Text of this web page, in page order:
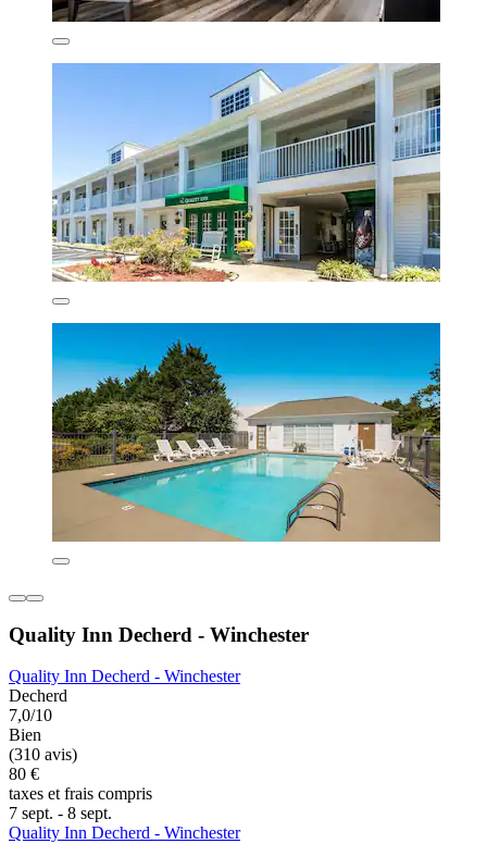
Quality Inn Decherd - Winchester
Quality Inn Decherd - Winchester
Decherd
7,0/10
Bien
(310 avis)
80 €
taxes et frais compris
7 sept. - 8 sept.
Quality Inn Decherd - Winchester